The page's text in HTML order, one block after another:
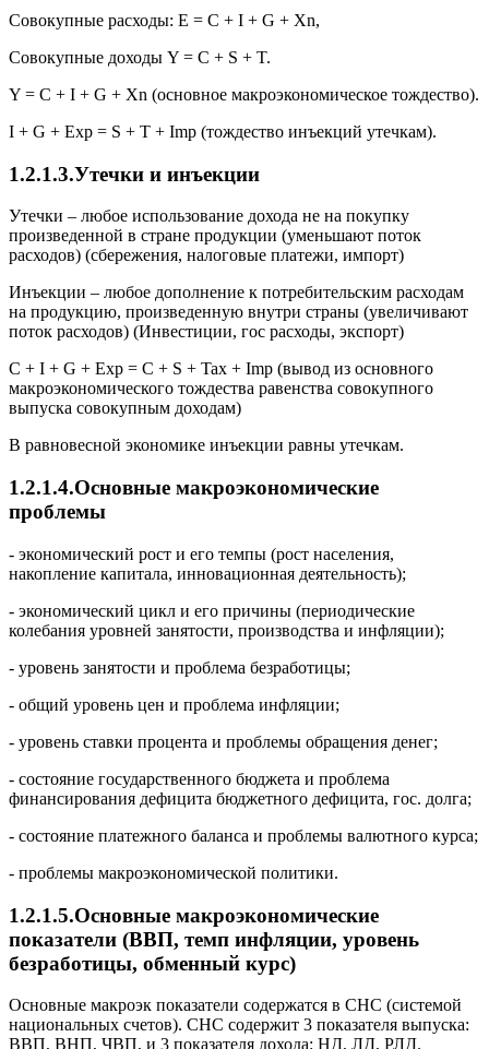
Совокупные расходы: E = C + I + G + Xn,
Совокупные доходы Y = C + S + T.
Y = C + I + G + Xn (основное макроэкономическое тождество).
I + G + Exp = S + T + Imp (тождество инъекций утечкам).
1.2.1.3.Утечки и инъекции
Утечки – любое использование дохода не на покупку
произведенной в стране продукции (уменьшают поток
расходов) (сбережения, налоговые платежи, импорт)
Инъекции – любое дополнение к потребительским расходам
на продукцию, произведенную внутри страны (увеличивают
поток расходов) (Инвестиции, гос расходы, экспорт)
C + I + G + Exp = C + S + Tax + Imp (вывод из основного
макроэкономического тождества равенства совокупного
выпуска совокупным доходам)
В равновесной экономике инъекции равны утечкам.
1.2.1.4.Основные макроэкономические
проблемы
- экономический рост и его темпы (рост населения,
накопление капитала, инновационная деятельность);
- экономический цикл и его причины (периодические
колебания уровней занятости, производства и инфляции);
- уровень занятости и проблема безработицы;
- общий уровень цен и проблема инфляции;
- уровень ставки процента и проблемы обращения денег;
- состояние государственного бюджета и проблема
финансирования дефицита бюджетного дефицита, гос. долга;
- состояние платежного баланса и проблемы валютного курса;
- проблемы макроэкономической политики.
1.2.1.5.Основные макроэкономические
показатели (ВВП, темп инфляции, уровень
безработицы, обменный курс)
Основные макроэк показатели содержатся в СНС (системой
национальных счетов). СНС содержит 3 показателя выпуска:
ВВП, ВНП, ЧВП, и 3 показателя дохода: НД, ЛД, РЛД.